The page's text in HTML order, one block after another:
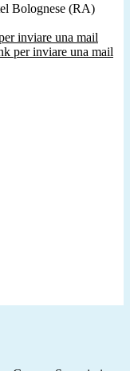
Bolognese (RA)
inviare una mail
per inviare una mail